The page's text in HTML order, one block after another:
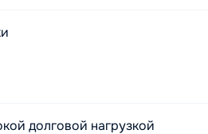
долговой нагрузкой